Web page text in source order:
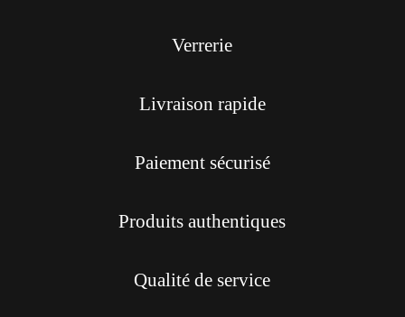
Verrerie
Livraison rapide
Paiement sécurisé
Produits authentiques
Qualité de service